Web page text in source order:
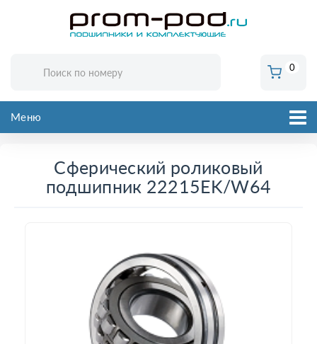
0
Меню
Сферический роликовый
подшипник 22215EK/W64